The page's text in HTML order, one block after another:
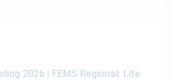
2026 | FEMS Regional: Life